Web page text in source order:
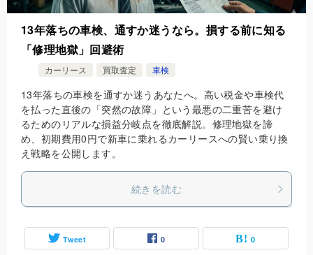
13年落ちの車検、通すか迷うなら。損する前に知る
「修理地獄」回避術
カーリース 買取査定 車検
13年落ちの車検を通すか迷うあなたへ。高い税金や車検代
を払った直後の「突然の故障」という最悪の二重苦を避け
るためのリアルな損益分岐点を徹底解説。修理地獄を諦
め、初期費用0円で新車に乗れるカーリースへの賢い乗り換
え戦略を公開します。
続きを読む
Tweet 0 0